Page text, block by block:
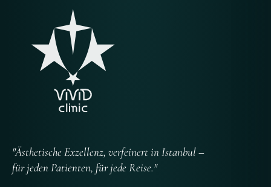
"Ästhetische Exzellenz, verfeinert in Istanbul –
für jeden Patienten, für jede Reise."